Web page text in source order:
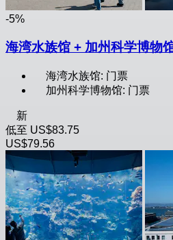
-5%
海湾水族馆 + 加州科学博物
海湾水族馆: 门票
加州科学博物馆: 门票
新
低至 US$83.75
US$79.56